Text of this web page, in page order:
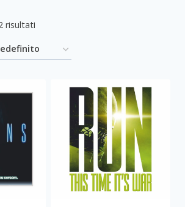
risultati